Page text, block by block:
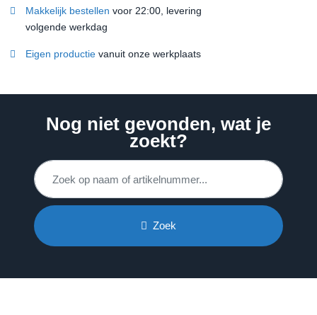
Makkelijk bestellen voor 22:00, levering
volgende werkdag
Eigen productie vanuit onze werkplaats
Nog niet gevonden, wat je
zoekt?
Zoek